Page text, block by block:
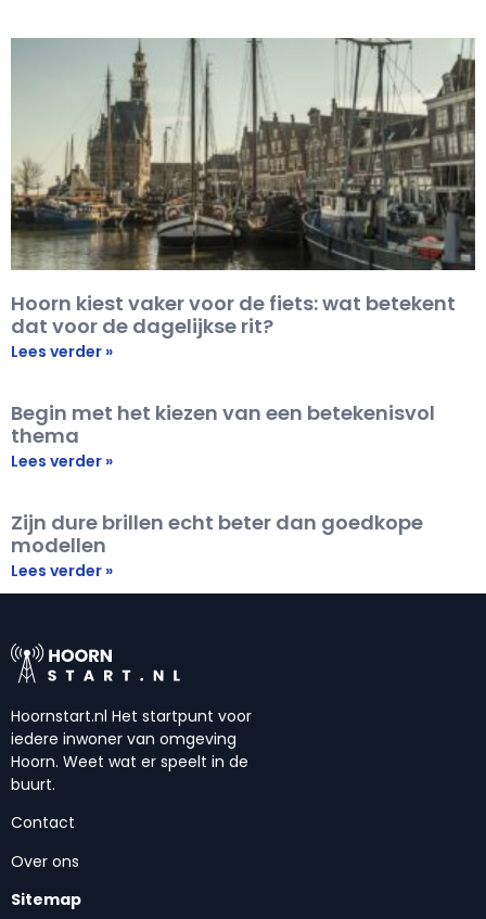
Hoorn kiest vaker voor de fiets: wat betekent
dat voor de dagelijkse rit?
Lees verder »
Begin met het kiezen van een betekenisvol
thema
Lees verder »
Zijn dure brillen echt beter dan goedkope
modellen
Lees verder »
Hoornstart.nl Het startpunt voor
iedere inwoner van omgeving
Hoorn. Weet wat er speelt in de
buurt.
Contact
Over ons
Sitemap